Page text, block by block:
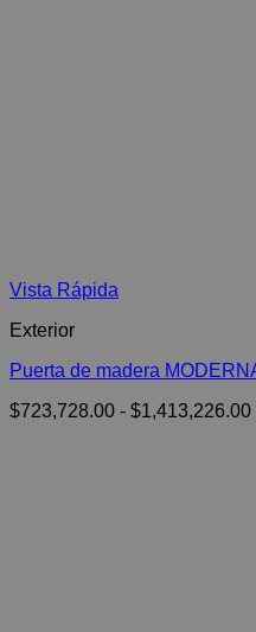
Vista Rápida
Exterior
Puerta de madera
$723,728.00 - $1,413,226.00